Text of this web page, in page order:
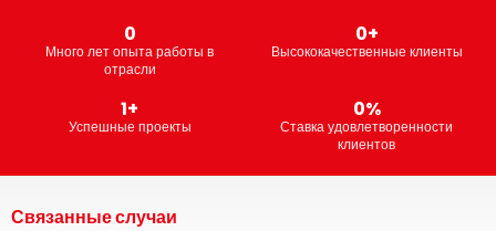
1
Много лет опыта работы в
отрасли
48+
Высококачественные клиенты
99+
Успешные проекты
9%
Ставка удовлетворенности
клиентов
Связанные случаи